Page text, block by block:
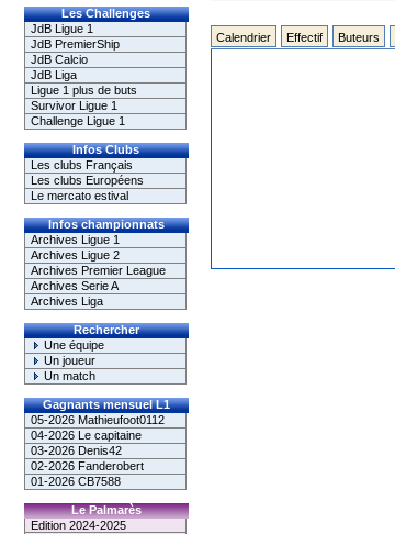
Les Challenges
JdB Ligue 1
JdB PremierShip
JdB Calcio
JdB Liga
Ligue 1 plus de buts
Survivor Ligue 1
Challenge Ligue 1
Infos Clubs
Les clubs Français
Les clubs Européens
Le mercato estival
Infos championnats
Archives Ligue 1
Archives Ligue 2
Archives Premier League
Archives Serie A
Archives Liga
Rechercher
Une équipe
Un joueur
Un match
Gagnants mensuel L1
05-2026 Mathieufoot0112
04-2026 Le capitaine
03-2026 Denis42
02-2026 Fanderobert
01-2026 CB7588
Le Palmarès
Edition 2024-2025
Calendrier Effectif Buteurs